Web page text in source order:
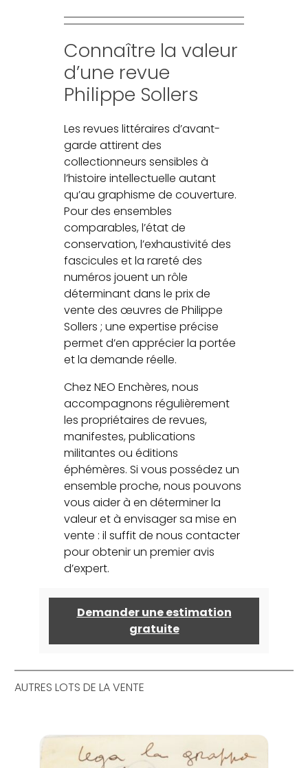
Connaître la valeur
d’une revue
Philippe Sollers
Les revues littéraires d’avant-
garde attirent des
collectionneurs sensibles à
l’histoire intellectuelle autant
qu’au graphisme de couverture.
Pour des ensembles
comparables, l’état de
conservation, l’exhaustivité des
fascicules et la rareté des
numéros jouent un rôle
déterminant dans le prix de
vente des œuvres de Philippe
Sollers ; une expertise précise
permet d’en apprécier la portée
et la demande réelle.
Chez NEO Enchères, nous
accompagnons régulièrement
les propriétaires de revues,
manifestes, publications
militantes ou éditions
éphémères. Si vous possédez un
ensemble proche, nous pouvons
vous aider à en déterminer la
valeur et à envisager sa mise en
vente : il suffit de nous contacter
pour obtenir un premier avis
d’expert.
Demander une estimation
gratuite
AUTRES LOTS DE LA VENTE